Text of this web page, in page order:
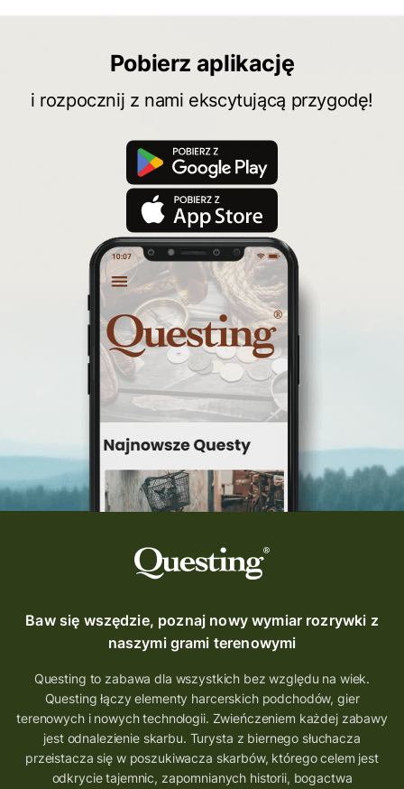
Pobierz aplikację
i rozpocznij z nami ekscytującą przygodę!
Baw się wszędzie, poznaj nowy wymiar rozrywki z
naszymi grami terenowymi
Questing to zabawa dla wszystkich bez względu na wiek.
Questing łączy elementy harcerskich podchodów, gier
terenowych i nowych technologii. Zwieńczeniem każdej zabawy
jest odnalezienie skarbu. Turysta z biernego słuchacza
przeistacza się w poszukiwacza skarbów, którego celem jest
odkrycie tajemnic, zapomnianych historii, bogactwa